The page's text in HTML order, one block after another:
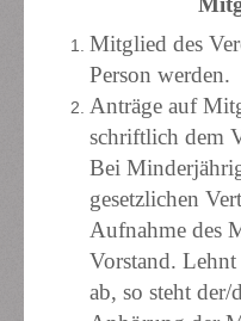
Mitglied des
Person werden.
Anträge auf
schriftlich dem
Bei
gesetzlichen
Aufnahme des
Vorstand.
ab, so steht